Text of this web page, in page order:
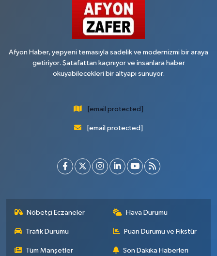
Afyon Haber, yepyeni temasıyla sadelik ve modernizmi bir araya
getiriyor. Şatafattan kaçınıyor ve insanlara haber
okuyabilecekleri bir altyapı sunuyor.
[email protected]
[email protected]
Nöbetçi Eczaneler Hava Durumu
Trafik Durumu Puan Durumu ve Fikstür
Tüm Manşetler Son Dakika Haberleri